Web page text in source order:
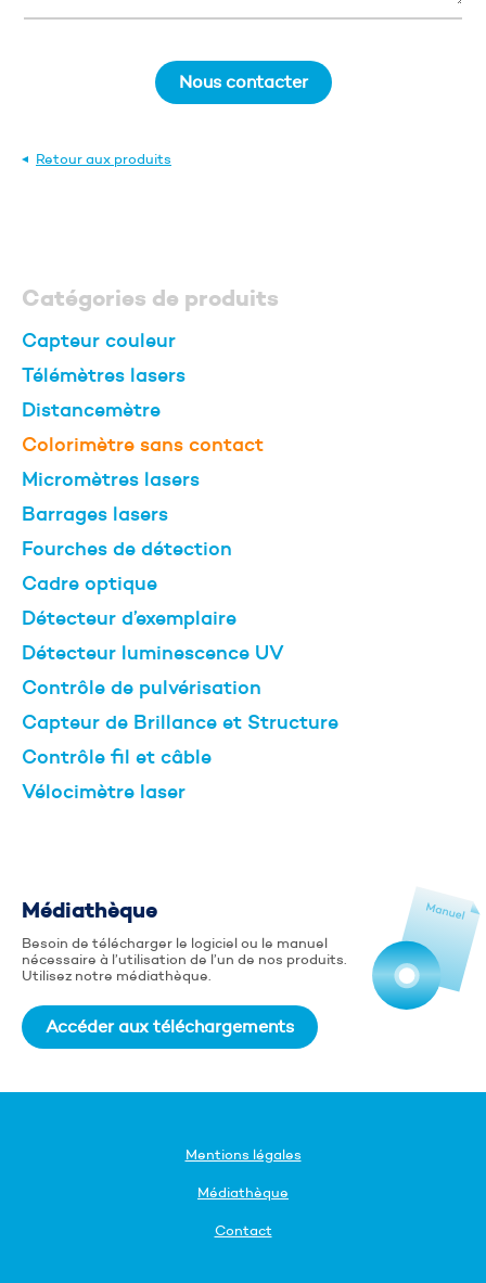
Nous contacter
Retour aux produits
Catégories de produits
Capteur couleur
Télémètres lasers
Distancemètre
Colorimètre sans contact
Micromètres lasers
Barrages lasers
Fourches de détection
Cadre optique
Détecteur d’exemplaire
Détecteur luminescence UV
Contrôle de pulvérisation
Capteur de Brillance et Structure
Contrôle fil et câble
Vélocimètre laser
Médiathèque
Besoin de télécharger le logiciel ou le manuel
nécessaire à l’utilisation de l’un de nos produits.
Utilisez notre médiathèque.
Accéder aux téléchargements
Mentions légales
Médiathèque
Contact